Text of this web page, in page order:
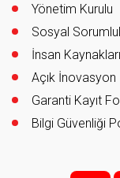
Yönetim Kurulu
Sosyal
İnsan Kaynakları
Açık İnovasyon
Garanti Kayıt
Bilgi Güvenliği